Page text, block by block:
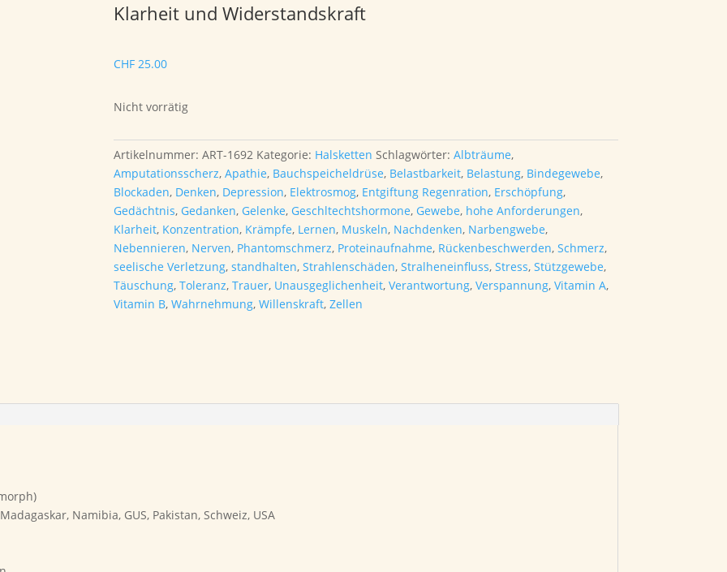
Klarheit und Widerstandskraft
CHF 25.00
Nicht vorrätig
Artikelnummer:ART-1692 Kategorie: Halsketten Schlagwörter:Albträume,
Amputationsscherz,Apathie, Bauchspeicheldrüse, Belastbarkeit, Belastung, Bindegewebe,
Blockaden, Denken, Depression, Elektrosmog, Entgiftung Regenration, Erschöpfung,
Gedächtnis, Gedanken, Gelenke, Geschltechtshormone, Gewebe, hohe Anforderungen,
Klarheit, Konzentration, Krämpfe, Lernen, Muskeln, Nachdenken, Narbengwebe,
Nebennieren, Nerven, Phantomschmerz, Proteinaufnahme, Rückenbeschwerden,Schmerz,
seelische Verletzung,standhalten,Strahlenschäden,Stralheneinfluss,Stress,Stützgewebe,
Täuschung,Toleranz,Trauer, Unausgeglichenheit,Verantwortung,Verspannung,Vitamin A,
Vitamin B,Wahrnehmung,Willenskraft,Zellen
Namibia, GUS, Pakistan, Schweiz, USA